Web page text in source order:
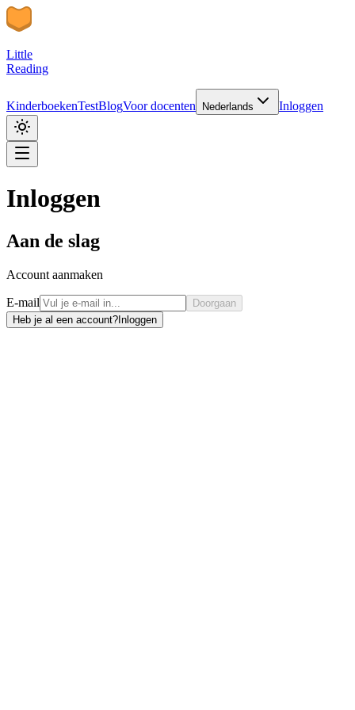
Little
Reading
KinderboekenTestBlogVoor docenten Nederlands Inloggen
Inloggen
Aan de slag
Account aanmaken
E-mail
Doorgaan
Heb je al een account? Inloggen